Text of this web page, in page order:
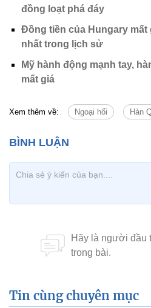
đồng loạt phá đáy
Đồng tiền của Hungary
nhất trong lịch sử
Mỹ hành động mạnh tay,
mất giá
Xem thêm về: Ngoại hối Hàn
Tin cùng chuyên mục